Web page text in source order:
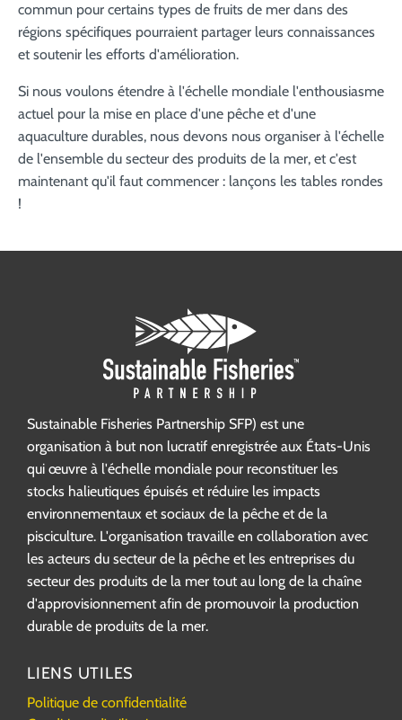
commun pour certains types de fruits de mer dans des
régions spécifiques pourraient partager leurs connaissances
et soutenir les efforts d'amélioration.
Si nous voulons étendre à l'échelle mondiale l'enthousiasme
actuel pour la mise en place d'une pêche et d'une
aquaculture durables, nous devons nous organiser à l'échelle
de l'ensemble du secteur des produits de la mer, et c'est
maintenant qu'il faut commencer : lançons les tables rondes
!
Sustainable Fisheries Partnership SFP) est une
organisation à but non lucratif enregistrée aux États-Unis
qui œuvre à l'échelle mondiale pour reconstituer les
stocks halieutiques épuisés et réduire les impacts
environnementaux et sociaux de la pêche et de la
pisciculture. L'organisation travaille en collaboration avec
les acteurs du secteur de la pêche et les entreprises du
secteur des produits de la mer tout au long de la chaîne
d'approvisionnement afin de promouvoir la production
durable de produits de la mer.
LIENS UTILES
Politique de confidentialité